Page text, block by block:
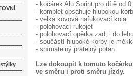
- kočárek Alu Sprint pro dítě od
- komplet obsahuje hlubokou
- velká kovová nafukovací kola
- polohovací rukojeť
- polohovací opěrka zad, i do
- součástí hluboké korby je
- snímatelný pratelný potah
Lze dokoupit k tomuto
ve směru i proti směru jízdy.